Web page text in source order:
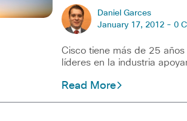
Daniel Garces
January 17, 2012 - 0
Cisco tiene más de 25
líderes en la industria
Read More